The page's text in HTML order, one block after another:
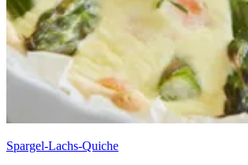
Spargel-Lachs-Quiche